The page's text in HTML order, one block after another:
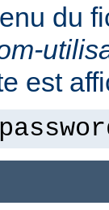
du
est